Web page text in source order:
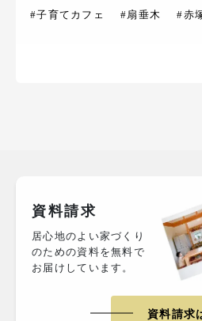
#子育てカフェ #扇垂木 #赤
資料請求
居心地のよい家づくり
のための資料を無料で
お届けしています。
資料請求